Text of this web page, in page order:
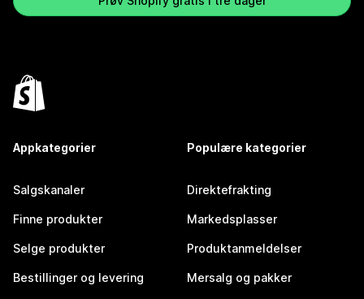
Appkategorier
Salgskanaler
Finne produkter
Selge produkter
Bestillinger og levering
Populære kategorier
Direktefrakting
Markedsplasser
Produktanmeldelser
Mersalg og pakker